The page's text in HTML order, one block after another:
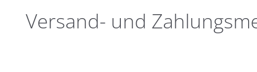
Versand- und